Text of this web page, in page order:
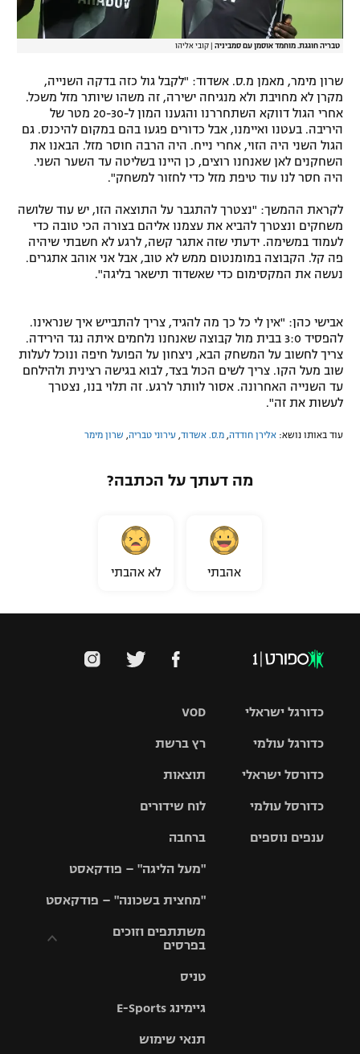
טבריה חוגגת. מוחמד אוסמן עם סמביניה קובי אליהו
שרון מימר, מאמן מ.ס. אשדוד: "לקבל גול כזה בדקה השנייה,
מקרן לא מחויבת ולא מנגיחה ישירה, זה משהו שיותר מזל משכל.
אחרי הגול דווקא השתחררנו והגענו המון ל-20-30 מטר של
היריבה. בעטנו ואיימנו, אבל כדורים פגעו בהם במקום להיכנס. גם
הגול השני היה הזוי, אחרי נייח. היה הרבה חוסר מזל. הבאנו את
השחקנים לאן שאנחנו רוצים, כן היינו בשליטה עד השער השני.
היה חסר לנו עוד טיפת מזל כדי לחזור למשחק".
לקראת ההמשך: "נצטרך להתגבר על התוצאה הזו, יש עוד שלושה
משחקים ונצטרך להביא את עצמנו אליהם בצורה הכי טובה כדי
לעמוד במשימה. ידעתי שזה אתגר קשה, לרגע לא חשבתי שיהיה
פה קל. הקבוצה במומנטום ממש לא טוב, אבל אני אוהב אתגרים.
נעשה את המקסימום כדי שאשדוד תישאר בליגה".
אבישי כהן: "אין לי כל כך מה להגיד, צריך להתבייש איך שנראינו.
להפסיד 3:0 בבית מול קבוצה שאנחנו נלחמים איתה נגד הירידה.
צריך לחשוב על המשחק הבא, ניצחון על הפועל חיפה ונוכל לעלות
שוב מעל הקו. צריך לשים הכול בצד, לבוא בגישה רצינית ולהילחם
עד השנייה האחרונה. אסור לוותר לרגע. זה תלוי בנו, נצטרך
לעשות את זה".
עוד באותו נושא: אלירן חודדה, מ.ס. אשדוד, עירוני טבריה, שרון מימר
מה דעתך על הכתבה?
אהבתי לא אהבתי
VOD
רץ ברשת
תוצאות
לוח שידורים
ברחבה
"מעל הליגה" – פודקאסט
"מחצית בשכונה" – פודקאסט
משתתפים וזוכים
בפרסים
וזוכים בפרסים
תקנון עבור פעילות
טניס
גיימינג E-Sports
תנאי שימוש
כדורגל ישראלי
גביע הטוטו
כדורגל עולמי
האלופות
ליגה
כדורסל ישראלי
סל
כדורסל עולמי
ענפים נוספים